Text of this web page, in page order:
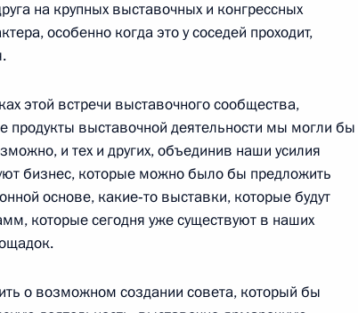
переговоров в расширенном
Исламом
1
на крупных выставочных и конгрессных
особенно когда это у соседей проходит,
этой встречи выставочного сообщества,
продукты выставочной деятельности мы могли бы
и тех и других, объединив наши усилия
бизнес, которые можно было бы предложить
основе, какие‑то выставки, которые будут
которые сегодня уже существуют в наших
о возможном создании совета, который бы